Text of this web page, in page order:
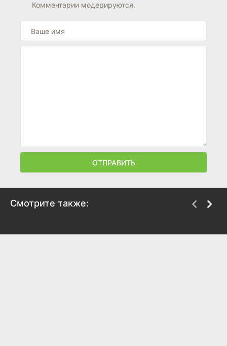
Комментарии модерируются.
ОТПРАВИТЬ
Смотрите также: